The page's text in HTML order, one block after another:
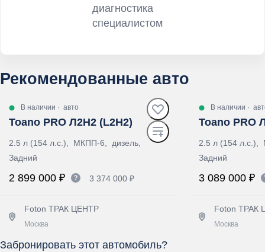
диагностика
специалистом
Рекомендованные авто
В наличии · авто
Toano PRO Л2Н2 (L2H2)
2.5 л (154 л.с.), МКПП-6, дизель,
Задний
2 899 000 ₽ 3 374 000 ₽
Foton ТРАК ЦЕНТР
Москва
Получить предложение
В наличии ·
Toano PRO
2.5 л (154
Задний
3 089 000 ₽
Foton ТРАК
Москва
Забронировать этот автомобиль?